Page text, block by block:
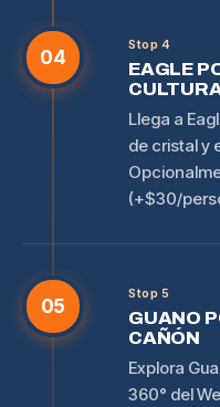
04
Stop 4
EAGLE
Llega a
de cristal y
(+$30/
05
Stop 5
GUANO
CAÑÓN
Explora
360° del